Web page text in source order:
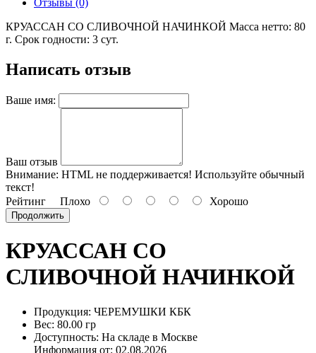
Отзывы (0)
КРУАССАН СО СЛИВОЧНОЙ НАЧИНКОЙ Масса нетто: 80
г. Срок годности: 3 сут.
Написать отзыв
Ваше имя:
Ваш отзыв
Внимание: HTML не поддерживается! Используйте обычный
текст!
Рейтинг Плохо Хорошо
Продолжить
КРУАССАН СО
СЛИВОЧНОЙ НАЧИНКОЙ
Продукция: ЧЕРЕМУШКИ КБК
Вес: 80.00 гр
Доступность: На складе в Москве
Информация от: 02.08.2026